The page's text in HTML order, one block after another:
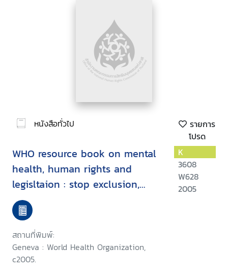
หนังสือทั่วไป
รายการ
โปรด
WHO resource book on mental
health, human rights and
legisltaion : stop exclusion,
dare to care
สถานที่พิมพ์:
Geneva : World Health Organization,
c2005.
K
3608
W628
2005